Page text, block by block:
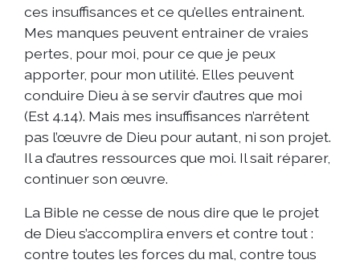
ces insuffisances et ce qu’elles entrainent.
Mes manques peuvent entrainer de vraies
pertes, pour moi, pour ce que je peux
apporter, pour mon utilité. Elles peuvent
conduire Dieu à se servir d’autres que moi
(Est 4.14). Mais mes insuffisances n’arrêtent
pas l’œuvre de Dieu pour autant, ni son projet.
Il a d’autres ressources que moi. Il sait réparer,
continuer son œuvre.
La Bible ne cesse de nous dire que le projet
de Dieu s’accomplira envers et contre tout :
contre toutes les forces du mal, contre tous